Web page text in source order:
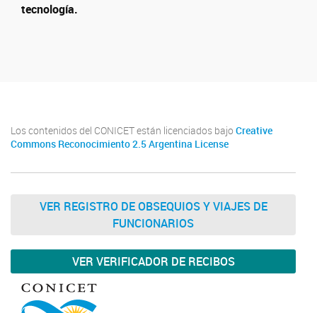
tecnología.
Los contenidos del CONICET están licenciados bajo Creative
Commons Reconocimiento 2.5 Argentina License
VER REGISTRO DE OBSEQUIOS Y VIAJES DE
FUNCIONARIOS
VER VERIFICADOR DE RECIBOS